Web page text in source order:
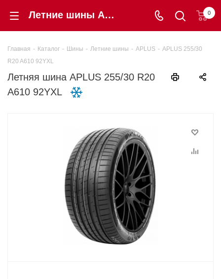
Летние шины APLUS 255/30 R20 A610 92YXL купить в интернет-магазине «Шинторг» в Калининграде 0
Главная - Каталог - Шины - Летние шины - APLUS - APLUS 255/30
R20 A610 92YXL
Летняя шина APLUS 255/30 R20
A610 92YXL